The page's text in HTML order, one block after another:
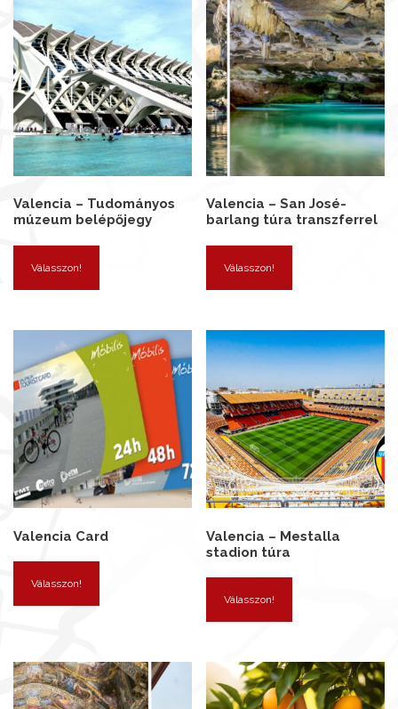
Valencia – Tudományos
múzeum belépőjegy
Válasszon!
Valencia – San José-
barlang túra transzferrel
Válasszon!
Valencia Card
Válasszon!
Valencia – Mestalla
stadion túra
Válasszon!